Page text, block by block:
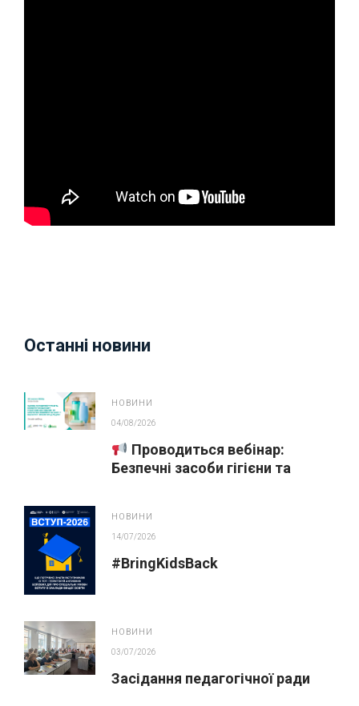
Останні новини
НОВИНИ
04/08/2026
Проводиться вебінар:
Безпечні засоби гігієни та
НОВИНИ
14/07/2026
#BringKidsBack
НОВИНИ
03/07/2026
Засідання педагогічної ради